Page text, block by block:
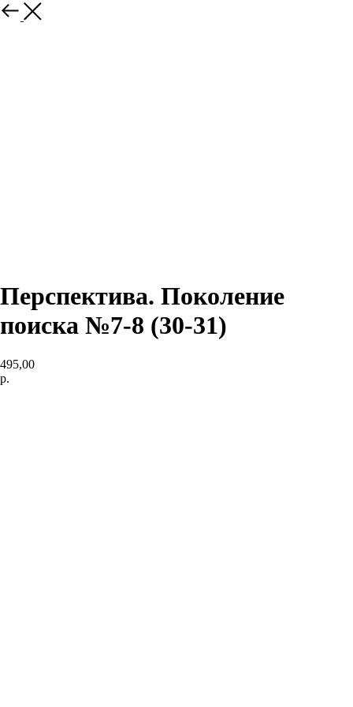
Перспектива. Поколение
поиска №7-8 (30-31)
495,00
р.